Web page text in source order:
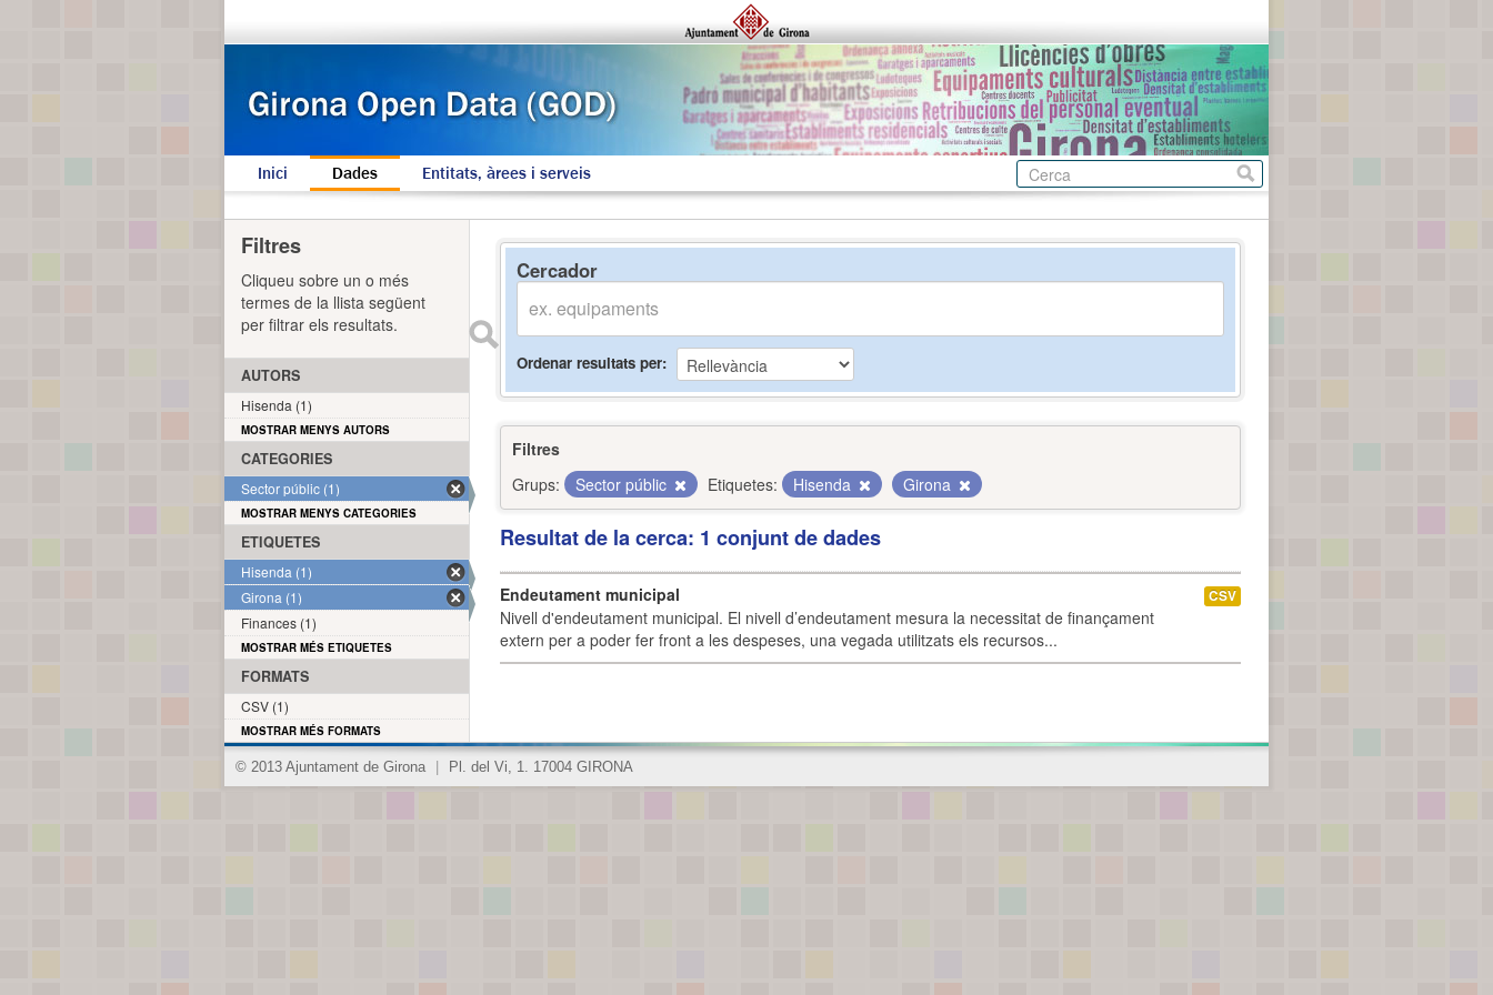
Inici Dades Entitats, àrees i serveis
Cercador
Ordenar resultats per
Filtres
Grups:
Sector públic Etiquetes: Hisenda Girona
Resultat de la cerca: 1 conjunt de dades
Endeutament municipal
Nivell d'endeutament municipal. El nivell d’endeutament mesura la necessitat de finançament
extern per a poder fer front a les despeses, una vegada utilitzats els recursos...
CSV
Filtres
Cliqueu sobre un o més
termes de la llista següent
per filtrar els resultats.
AUTORS
Hisenda (1)
MOSTRAR MENYS AUTORS
CATEGORIES
Sector públic (1)
MOSTRAR MENYS CATEGORIES
ETIQUETES
Hisenda (1)
Girona (1)
Finances (1)
MOSTRAR MÉS ETIQUETES
FORMATS
CSV (1)
MOSTRAR MÉS FORMATS
© 2013 Ajuntament de Girona Pl. del Vi, 1. 17004 GIRONA